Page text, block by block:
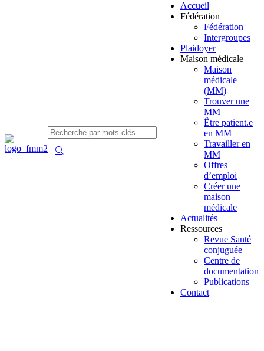
Accueil
Fédération
Fédération
Intergroupes
Plaidoyer
Maison médicale
Maison
médicale
(MM)
Trouver une
MM
Être patient.e
en MM
Travailler en
MM
Offres
d’emploi
Créer une
maison
médicale
Actualités
Ressources
Revue Santé
conjuguée
Centre de
documentation
Publications
Contact